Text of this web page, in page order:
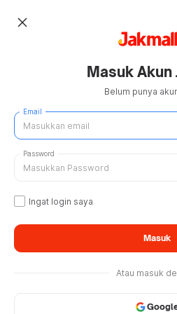
close
Masuk Akun
Belum punya
Email
Password
Ingat login saya
Masuk
Atau masuk